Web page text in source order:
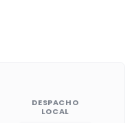
DESPACHO
LOCAL